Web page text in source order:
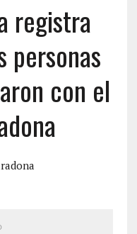
registra
personas
con el